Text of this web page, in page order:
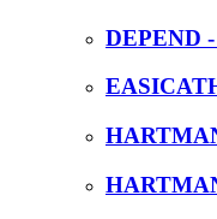
DEPEND